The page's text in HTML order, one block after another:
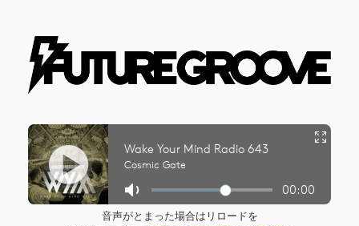
音声がとまった場合はリロードを